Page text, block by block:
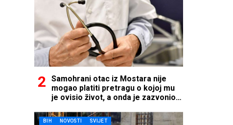
Samohrani otac iz Mostara nije
mogao platiti pretragu o kojoj mu
je ovisio život, a onda je zazvonio
BIH NOVOSTI SVIJET